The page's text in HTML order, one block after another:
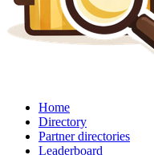
Home
Directory
Partner directories
Leaderboard